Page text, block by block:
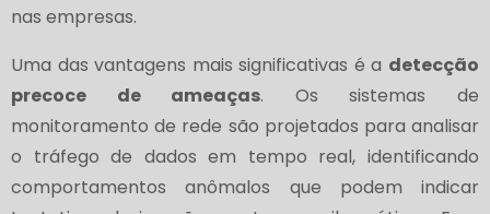
nas empresas.
Uma das vantagens mais significativas é a detecção
precoce de ameaças. Os sistemas de
monitoramento de rede são projetados para analisar
o tráfego de dados em tempo real, identificando
comportamentos anômalos que podem indicar